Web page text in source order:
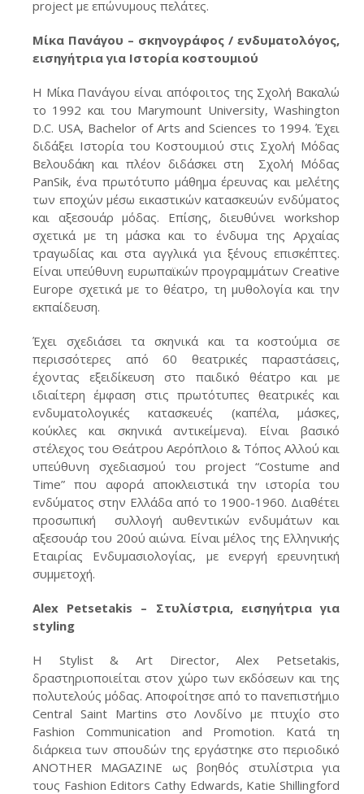
project με επώνυμους πελάτες.
Μίκα Πανάγου – σκηνογράφος / ενδυματολόγος,
εισηγήτρια για Ιστορία κοστουμιού
Η Μίκα Πανάγου είναι απόφοιτος της Σχολή Βακαλώ
το 1992 και του Marymount University, Washington
D.C. USA, Bachelor of Arts and Sciences το 1994. Έχει
διδάξει Ιστορία του Κοστουμιού στις Σχολή Μόδας
Βελουδάκη και πλέον διδάσκει στη Σχολή Μόδας
PanSik, ένα πρωτότυπο μάθημα έρευνας και μελέτης
των εποχών μέσω εικαστικών κατασκευών ενδύματος
και αξεσουάρ μόδας. Επίσης, διευθύνει workshop
σχετικά με τη μάσκα και το ένδυμα της Αρχαίας
τραγωδίας και στα αγγλικά για ξένους επισκέπτες.
Είναι υπεύθυνη ευρωπαϊκών προγραμμάτων Creative
Europe σχετικά με το θέατρο, τη μυθολογία και την
εκπαίδευση.
Έχει σχεδιάσει τα σκηνικά και τα κοστούμια σε
περισσότερες από 60 θεατρικές παραστάσεις,
έχοντας εξειδίκευση στο παιδικό θέατρο και με
ιδιαίτερη έμφαση στις πρωτότυπες θεατρικές και
ενδυματολογικές κατασκευές (καπέλα, μάσκες,
κούκλες και σκηνικά αντικείμενα). Είναι βασικό
στέλεχος του Θεάτρου Αερόπλοιο & Τόπος Αλλού και
υπεύθυνη σχεδιασμού του project “Costume and
Time” που αφορά αποκλειστικά την ιστορία του
ενδύματος στην Ελλάδα από το 1900-1960. Διαθέτει
προσωπική συλλογή αυθεντικών ενδυμάτων και
αξεσουάρ του 20ού αιώνα. Είναι μέλος της Ελληνικής
Εταιρίας Ενδυμασιολογίας, με ενεργή ερευνητική
συμμετοχή.
Alex Petsetakis – Στυλίστρια, εισηγήτρια για
styling
Η Stylist & Art Director, Alex Petsetakis,
δραστηριοποιείται στον χώρο των εκδόσεων και της
πολυτελούς μόδας. Αποφοίτησε από το πανεπιστήμιο
Central Saint Martins στο Λονδίνο με πτυχίο στο
Fashion Communication and Promotion. Κατά τη
διάρκεια των σπουδών της εργάστηκε στο περιοδικό
ΑNOTHER MAGAZINE ως βοηθός στυλίστρια για
τους Fashion Editors Cathy Edwards, Katie Shillingford